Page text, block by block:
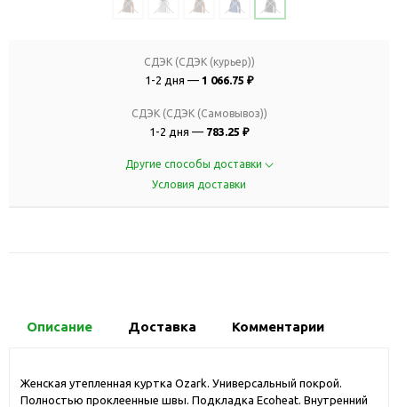
СДЭК (СДЭК (курьер))
1-2 дня — 1 066.75 ₽
СДЭК (СДЭК (Самовывоз))
1-2 дня — 783.25 ₽
Другие способы доставки
Условия доставки
Описание Доставка Комментарии
Женская утепленная куртка Ozark. Универсальный покрой.
Полностью проклеенные швы. Подкладка Ecoheat. Внутренний